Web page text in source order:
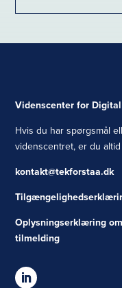
Videnscenter for
Hvis du har spørgsmål
videnscentret, er du
kontakt@tekforstaa.dk
Oplysningserklæring
tilmelding